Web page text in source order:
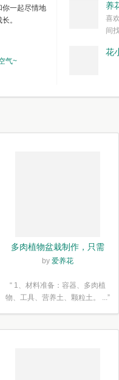
你一起尽情地
。
气~
简单愉快的心
我们自己复杂
养
喜
间
花
多肉植物盆栽制作，只需
简单6步
by 爱养花
“ 1、材料准备：容器、多肉植
物、工具、营养土、颗粒土。 ...”